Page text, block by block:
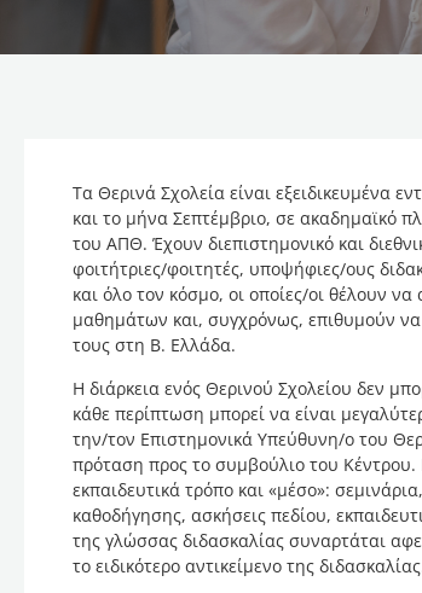
Τα Θερινά Σχολεία είναι εξειδικευμένα
και το μήνα Σεπτέμβριο, σε ακαδημαϊκό
του ΑΠΘ. Έχουν διεπιστημονικό και
φοιτήτριες/φοιτητές, υποψήφιες/ους
και όλο τον κόσμο, οι οποίες/οι θέλουν
μαθημάτων και, συγχρόνως, επιθυμούν
τους στη Β. Ελλάδα.
Η διάρκεια ενός Θερινού Σχολείου δεν
κάθε περίπτωση μπορεί να είναι
την/τον Επιστημονικά Υπεύθυνη/ο του
πρόταση προς το συμβούλιο του Κέντρου.
εκπαιδευτικά τρόπο και «μέσο»:
καθοδήγησης, ασκήσεις πεδίου,
της γλώσσας διδασκαλίας συναρτάται
το ειδικότερο αντικείμενο της